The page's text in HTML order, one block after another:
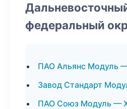
федеральный
ПАО Альянс Модуль
Завод Стандарт
ПАО Союз Модуль —